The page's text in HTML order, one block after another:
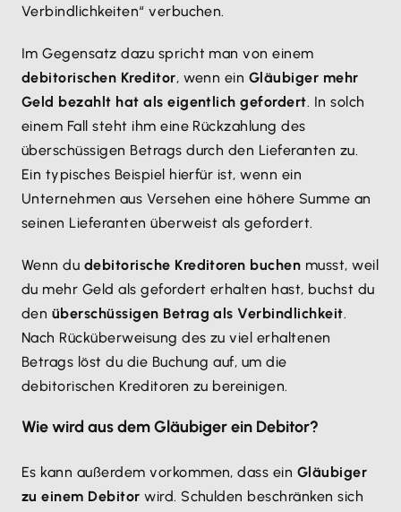
Verbindlichkeiten“ verbuchen.
Im Gegensatz dazu spricht man von einem
debitorischen Kreditor, wenn ein Gläubiger mehr
Geld bezahlt hat als eigentlich gefordert. In solch
einem Fall steht ihm eine Rückzahlung des
überschüssigen Betrags durch den Lieferanten zu.
Ein typisches Beispiel hierfür ist, wenn ein
Unternehmen aus Versehen eine höhere Summe an
seinen Lieferanten überweist als gefordert.
Wenn du debitorische Kreditoren buchen musst, weil
du mehr Geld als gefordert erhalten hast, buchst du
den überschüssigen Betrag als Verbindlichkeit.
Nach Rücküberweisung des zu viel erhaltenen
Betrags löst du die Buchung auf, um die
debitorischen Kreditoren zu bereinigen.
Wie wird aus dem Gläubiger ein Debitor?
Es kann außerdem vorkommen, dass ein Gläubiger
zu einem Debitor wird. Schulden beschränken sich